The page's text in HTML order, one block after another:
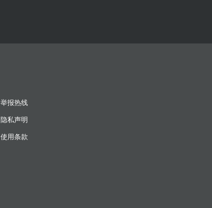
举报热线
隐私声明
使用条款